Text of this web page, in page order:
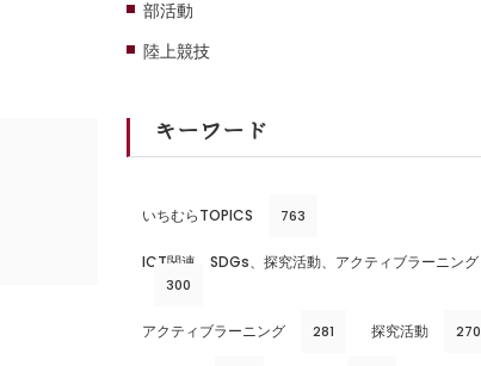
部活動
陸上競技
キーワード
いちむらTOPICS 763
ICT関連、SDGs、探究活動、アクティブラーニング
300
アクティブラーニング 281 探究活動 270